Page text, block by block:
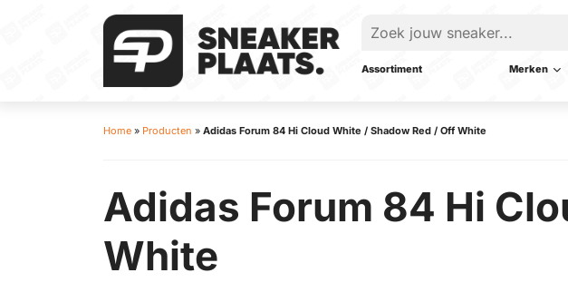
Assortiment Merken
Home » Producten » Adidas Forum 84 Hi Cloud White / Shadow Red / Off White
Adidas Forum 84 Hi
White